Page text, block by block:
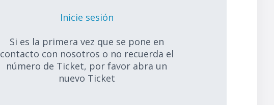
Inicie sesión
Si es la primera vez que se pone en
contacto con nosotros o no recuerda el
número de Ticket, por favor abra un
nuevo Ticket